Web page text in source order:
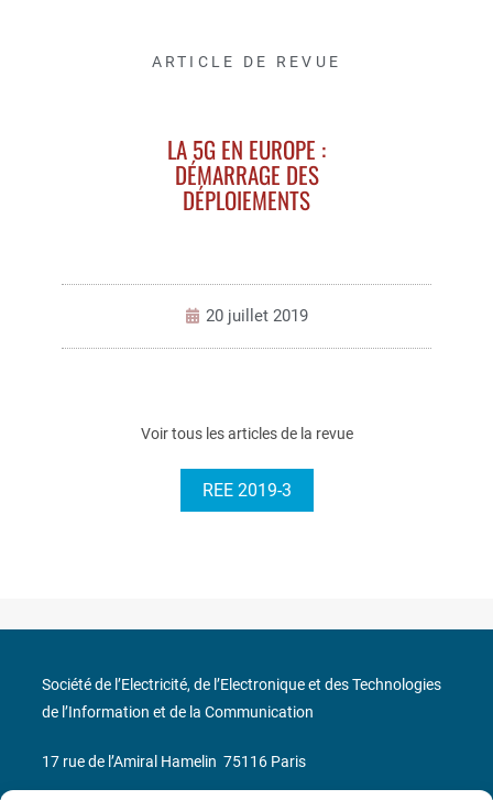
ARTICLE DE REVUE
LA 5G EN EUROPE :
DÉMARRAGE DES
DÉPLOIEMENTS
20 juillet 2019
Voir tous les articles de la revue
REE 2019-3
Société de l’Electricité, de l’Electronique et des Technologies
de l’Information et de la Communication
17 rue de l’Amiral Hamelin 75116 Paris